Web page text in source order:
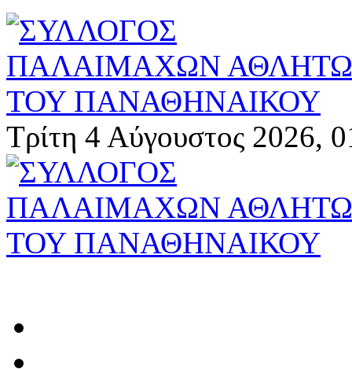
Τρίτη 4 Αύγουστος 2026,